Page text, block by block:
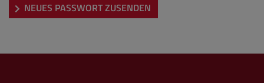
NEUES PASSWORT ZUSENDEN